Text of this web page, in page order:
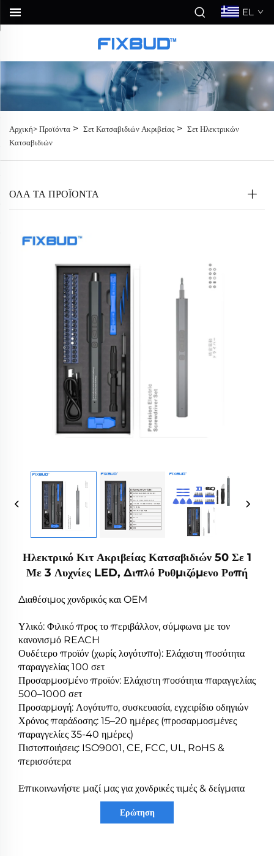
EL
Αρχική>Προϊόντα > Σετ Κατσαβιδιών Ακριβείας > Σετ Ηλεκτρικών
Κατσαβιδιών
ΟΛΑ ΤΑ ΠΡΟΪΟΝΤΑ
Ηλεκτρικό Κιτ Ακριβείας Κατσαβιδιών 50 Σε 1
Με 3 Λυχνίες LED, Διπλό Ρυθμιζόμενο Ροπή
Διαθέσιμος χονδρικός και OEM
Υλικό: Φιλικό προς το περιβάλλον, σύμφωνα με τον
κανονισμό REACH
Ουδέτερο προϊόν (χωρίς λογότυπο): Ελάχιστη ποσότητα
παραγγελίας 100 σετ
Προσαρμοσμένο προϊόν: Ελάχιστη ποσότητα παραγγελίας
500–1000 σετ
Προσαρμογή: Λογότυπο, συσκευασία, εγχειρίδιο οδηγιών
Χρόνος παράδοσης: 15–20 ημέρες (προσαρμοσμένες
παραγγελίες 35-40 ημέρες)
Πιστοποιήσεις: ISO9001, CE, FCC, UL, RoHS &
περισσότερα
Επικοινωνήστε μαζί μας για χονδρικές τιμές & δείγματα
Ερώτηση